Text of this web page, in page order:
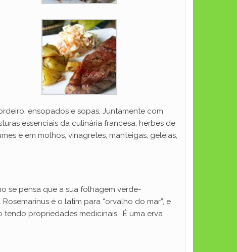
ensopados e sopas. Juntamente com
essenciais da culinária francesa, herbes de
e em molhos, vinagretes, manteigas, geleias,
se pensa que a sua folhagem verde-
é o latim para “orvalho do mar”, e
propriedades medicinais. É uma erva